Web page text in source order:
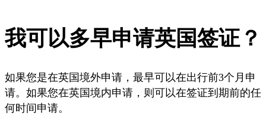
我可以多早申请英国签证？
如果您是在英国境外申请，最早可以在出行前3个月申
请。如果您在英国境内申请，则可以在签证到期前的任
何时间申请。